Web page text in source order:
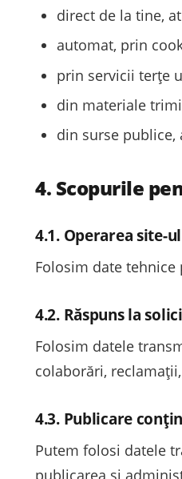
direct de la tine,
automat, prin
prin servicii terțe
din materiale
din surse publice,
4. Scopurile
4.1. Operarea site-
Folosim date tehnice
4.2. Răspuns la
Folosim datele
colaborări,
4.3. Publicare
Putem folosi datele
publicarea și